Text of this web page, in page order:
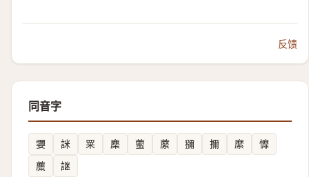
反馈
同音字
㜷 詸 䍘 䴢 藌 䕷 獼 擟 縻
戂
蘪
䛧